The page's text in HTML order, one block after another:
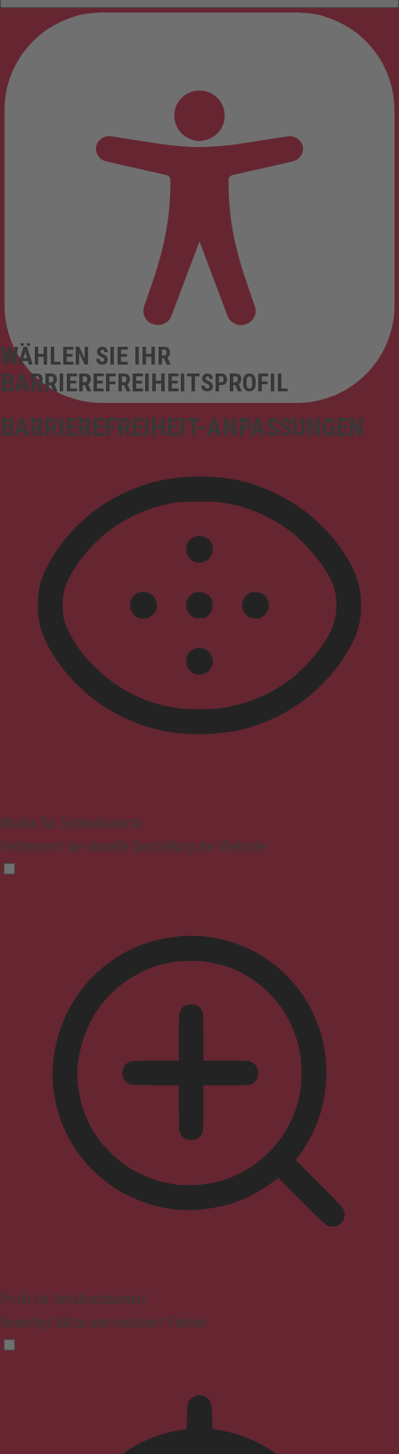
BARRIEREFREIHEIT-ANPASSUNGEN
WÄHLEN SIE IHR
BARRIEREFREIHEITSPROFIL
Modus für Sehbehinderte
Verbessert die visuelle Darstellung der Website
Profil für Anfallssicherheit
Beseitigt Blitze und reduziert Farben